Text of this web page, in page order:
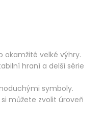
okamžité velké výhry.
hraní a delší série
symboly.
můžete zvolit úroveň